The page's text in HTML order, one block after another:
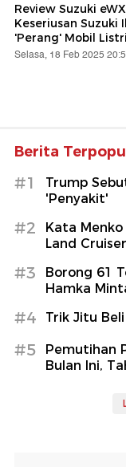
Review Suzuki
Keseriusan Suzuki
'Perang' Mobil
Selasa, 18 Feb 2025
Berita
#1
Trump
'Penyakit'
#2
Kata
Land
#3
Borong 61
Hamka
#4 Trik Jitu
#5
Pemutihan
Bulan Ini,